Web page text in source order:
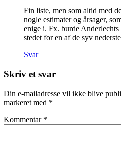
Fin liste, men som altid med
nogle estimater og årsager,
enige i. Fx. burde
stedet for en af de syv
Svar
Skriv et svar
Din e-mailadresse vil ikke blive
markeret med *
Kommentar *